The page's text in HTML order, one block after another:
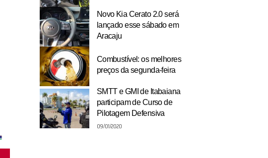
Novo Kia Cerato 2.0 será
lançado esse sábado em
Aracaju
Combustível: os melhores
preços da segunda-feira
SMTT e GMI de Itabaiana
participam de Curso de
Pilotagem Defensiva
09/01/2020